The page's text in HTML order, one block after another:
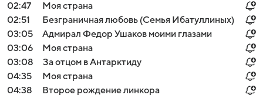
02:47
Моя страна
02:51
Безграничная любовь (Семья Ибатуллиных)
03:05
Адмирал Федор Ушаков моими глазами
03:06
Моя страна
03:08
За отцом в Антарктиду
04:35
Моя страна
04:38
Второе рождение линкора